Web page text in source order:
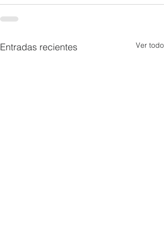
Entradas recientes Ver todo